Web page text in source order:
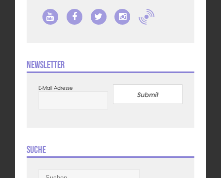
Newsletter
E-Mail Adresse
Submit
Suche